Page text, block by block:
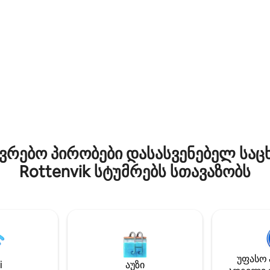
პირობები დასასვენებელ
Rottenvik სტუმრებს სთავაზობს
აუზი
უფასო